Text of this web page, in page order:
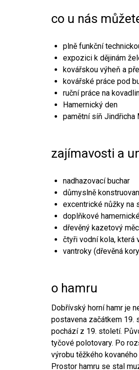
co u nás
plně funkční
expozici k dějinám
kovářskou výheň a
kovářské práce pod
ruční práce na
Hamernický den
pamětní síň Jindřicha
zajímavosti a
nadhazovací buchar
důmyslně
excentrické nůžky na
doplňkové
dřevěný kazetový
čtyři vodní kola, která
vantroky (dřevěná
o hamru
Dobřívský horní hamr je
postavena začátkem 19.
pochází z 19. století.
tyčové polotovary. Po
výrobu těžkého
Prostor hamru se stal